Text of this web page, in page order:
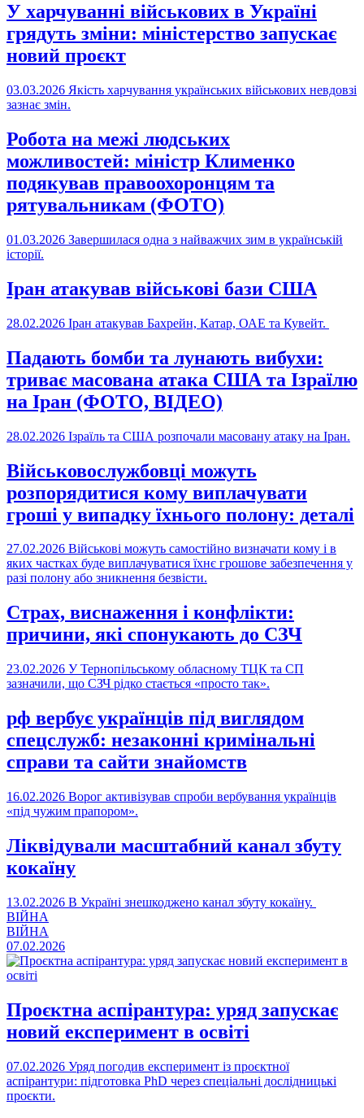
У харчуванні військових в Україні
грядуть зміни: міністерство запускає
новий проєкт
03.03.2026 Якість харчування українських військових невдовзі
зазнає змін.
Робота на межі людських
можливостей: міністр Клименко
подякував правоохоронцям та
рятувальникам (ФОТО)
01.03.2026 Завершилася одна з найважчих зим в українській
історії.
Іран атакував військові бази США
28.02.2026 Іран атакував Бахрейн, Катар, ОАЕ та Кувейт.
Падають бомби та лунають вибухи:
триває масована атака США та Ізраїлю
на Іран (ФОТО, ВІДЕО)
28.02.2026 Ізраїль та США розпочали масовану атаку на Іран.
Військовослужбовці можуть
розпорядитися кому виплачувати
гроші у випадку їхнього полону: деталі
27.02.2026 Військові можуть самостійно визначати кому і в
яких частках буде виплачуватися їхнє грошове забезпечення у
разі полону або зникнення безвісти.
Страх, виснаження і конфлікти:
причини, які спонукають до СЗЧ
23.02.2026 У Тернопільському обласному ТЦК та СП
зазначили, що СЗЧ рідко стається «просто так».
рф вербує українців під виглядом
спецслужб: незаконні кримінальні
справи та сайти знайомств
16.02.2026 Ворог активізував спроби вербування українців
«під чужим прапором».
Ліквідували масштабний канал збуту
кокаїну
13.02.2026 В Україні знешкоджено канал збуту кокаїну.
ВІЙНА
ВІЙНА
07.02.2026
Проєктна аспірантура: уряд запускає
новий експеримент в освіті
07.02.2026 Уряд погодив експеримент із проєктної
аспірантури: підготовка PhD через спеціальні дослідницькі
проєкти.